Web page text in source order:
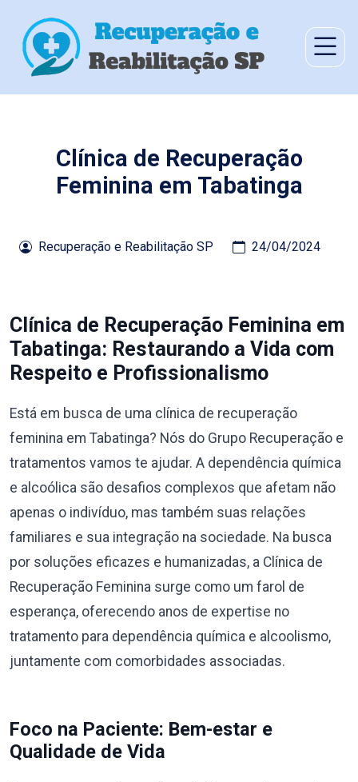
Clínica de Recuperação
Feminina em Tabatinga
Recuperação e Reabilitação SP 24/04/2024
Clínica de Recuperação Feminina em
Tabatinga: Restaurando a Vida com
Respeito e Profissionalismo
Está em busca de uma clínica de recuperação
feminina em Tabatinga? Nós do Grupo Recuperação e
tratamentos vamos te ajudar. A dependência química
e alcoólica são desafios complexos que afetam não
apenas o indivíduo, mas também suas relações
familiares e sua integração na sociedade. Na busca
por soluções eficazes e humanizadas, a Clínica de
Recuperação Feminina surge como um farol de
esperança, oferecendo anos de expertise no
tratamento para dependência química e alcoolismo,
juntamente com comorbidades associadas.
Foco na Paciente: Bem-estar e
Qualidade de Vida